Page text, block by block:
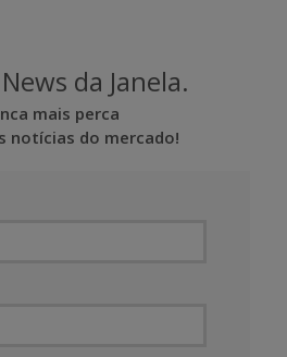
da Janela.
mais perca
notícias do mercado!